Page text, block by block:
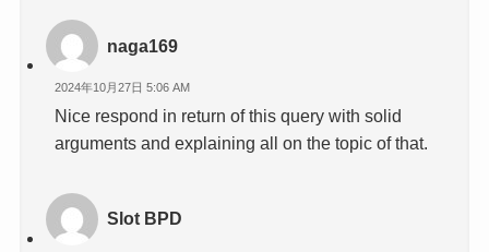
naga169
2024年10月27日 5:06 AM
Nice respond in return of this query with solid
arguments and explaining all on the topic of that.
Slot BPD